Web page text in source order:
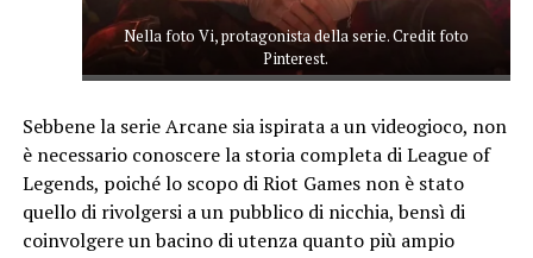
Nella foto Vi, protagonista della serie. Credit foto
Pinterest.
Sebbene la serie Arcane sia ispirata a un videogioco, non
è necessario conoscere la storia completa di League of
Legends, poiché lo scopo di Riot Games non è stato
quello di rivolgersi a un pubblico di nicchia, bensì di
coinvolgere un bacino di utenza quanto più ampio